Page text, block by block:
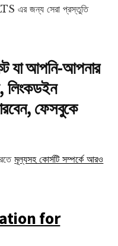
এর জন্য সেরা প্রস্তুতি
যা আপনি-আপনার
লিংকডইন
ফেসবুকে
মূল্যসহ কোর্সটি সম্পর্কে আরও
for